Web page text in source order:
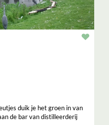
duik je het groen in van
de bar van distilleerderij